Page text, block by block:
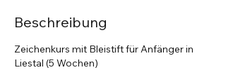
Beschreibung
Zeichenkurs mit Bleistift für Anfänger in
Liestal (5 Wochen)